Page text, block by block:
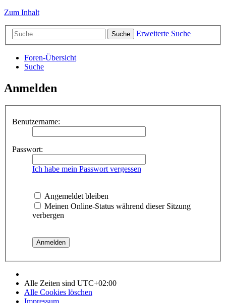
Zum Inhalt
Suche Erweiterte Suche
Foren-Übersicht
Suche
Anmelden
Benutzername:
Passwort:
Ich habe mein Passwort vergessen
Angemeldet bleiben
Meinen Online-Status während dieser Sitzung
verbergen
Alle Zeiten sind UTC+02:00
Alle Cookies löschen
Impressum